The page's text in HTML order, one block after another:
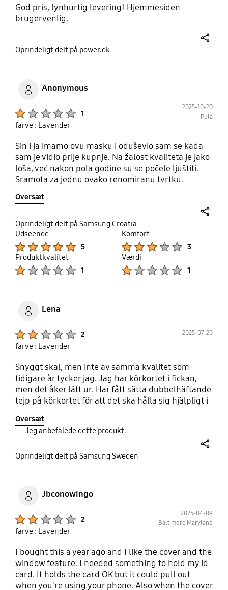
God pris, lynhurtig levering! Hjemmesiden
brugervenlig.
Oprindeligt delt på power.dk
Anonymous
1
2025-10-20
Pula
farve : Lavender
Sin i ja imamo ovu masku i oduševio sam se kada
sam je vidio prije kupnje. Na žalost kvaliteta je jako
loša, već nakon pola godine su se počele ljuštiti.
Sramota za jednu ovako renomiranu tvrtku.
Oversæt
Oprindeligt delt på Samsung Croatia
Udseende
5
Komfort
3
Produktkvalitet
1
Værdi
1
Lena
2 2025-07-20
farve : Lavender
Snyggt skal, men inte av samma kvalitet som
tidigare år tycker jag. Jag har körkortet i fickan,
men det åker lätt ur. Har fått sätta dubbelhäftande
tejp på körkortet för att det ska hålla sig hjälpligt i
efter ett års användning.
Oversæt
Jeg anbefalede dette produkt.
Oprindeligt delt på Samsung Sweden
Jbconowingo
2
2025-04-09
Baltimore Maryland
farve : Lavender
I bought this a year ago and I like the cover and the
window feature. I needed something to hold my id
card. It holds the card OK but it could pull out
when you're using your phone. Also when the cover